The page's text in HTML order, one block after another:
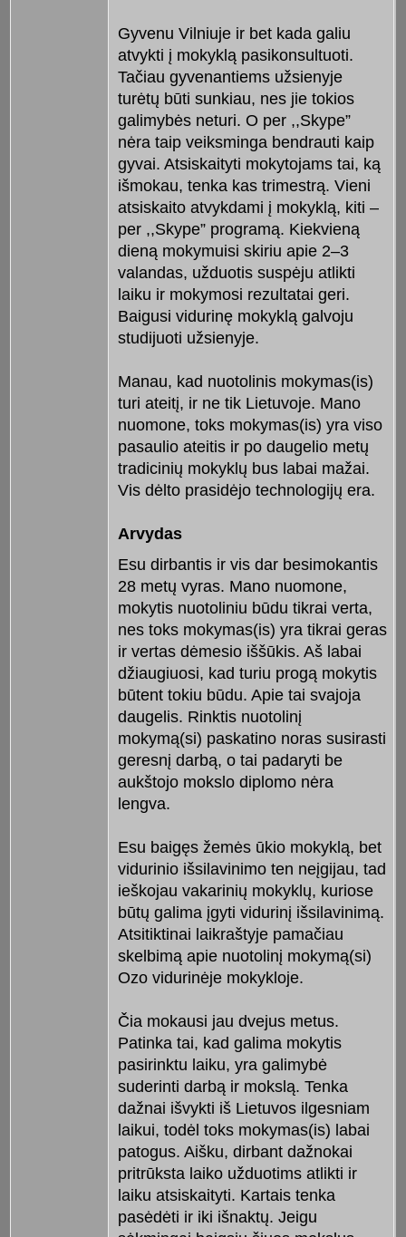
Gyvenu Vilniuje ir bet kada galiu
atvykti į mokyklą pasikonsultuoti.
Tačiau gyvenantiems užsienyje
turėtų būti sunkiau, nes jie tokios
galimybės neturi. O per ,,Skype”
nėra taip veiksminga bendrauti kaip
gyvai. Atsiskaityti mokytojams tai, ką
išmokau, tenka kas trimestrą. Vieni
atsiskaito atvykdami į mokyklą, kiti –
per ,,Skype” programą. Kiekvieną
dieną mokymuisi skiriu apie 2–3
valandas, užduotis suspėju atlikti
laiku ir mokymosi rezultatai geri.
Baigusi vidurinę mokyklą galvoju
studijuoti užsienyje.
Manau, kad nuotolinis mokymas(is)
turi ateitį, ir ne tik Lietuvoje. Mano
nuomone, toks mokymas(is) yra viso
pasaulio ateitis ir po daugelio metų
tradicinių mokyklų bus labai mažai.
Vis dėlto prasidėjo technologijų era.
Arvydas
Esu dirbantis ir vis dar besimokantis
28 metų vyras. Mano nuomone,
mokytis nuotoliniu būdu tikrai verta,
nes toks mokymas(is) yra tikrai geras
ir vertas dėmesio iššūkis. Aš labai
džiaugiuosi, kad turiu progą mokytis
būtent tokiu būdu. Apie tai svajoja
daugelis. Rinktis nuotolinį
mokymą(si) paskatino noras susirasti
geresnį darbą, o tai padaryti be
aukštojo mokslo diplomo nėra
lengva.
Esu baigęs žemės ūkio mokyklą, bet
vidurinio išsilavinimo ten neįgijau, tad
ieškojau vakarinių mokyklų, kuriose
būtų galima įgyti vidurinį išsilavinimą.
Atsitiktinai laikraštyje pamačiau
skelbimą apie nuotolinį mokymą(si)
Ozo vidurinėje mokykloje.
Čia mokausi jau dvejus metus.
Patinka tai, kad galima mokytis
pasirinktu laiku, yra galimybė
suderinti darbą ir mokslą. Tenka
dažnai išvykti iš Lietuvos ilgesniam
laikui, todėl toks mokymas(is) labai
patogus. Aišku, dirbant dažnokai
pritrūksta laiko užduotims atlikti ir
laiku atsiskaityti. Kartais tenka
pasėdėti ir iki išnaktų. Jeigu